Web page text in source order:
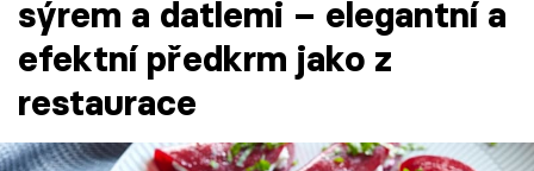
Témata
sýrem a datlemi – elegantní a
efektní předkrm jako z
restaurace